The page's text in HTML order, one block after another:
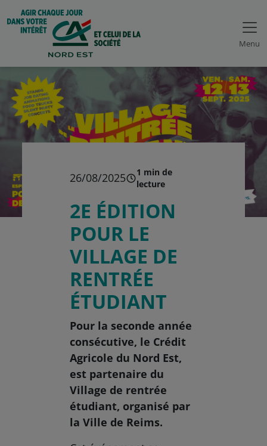
Menu
26/08/2025
1 min de
lecture
2E ÉDITION
POUR LE
VILLAGE DE
RENTRÉE
ÉTUDIANT
Pour la seconde année
consécutive, le Crédit
Agricole du Nord Est,
est partenaire du
Village de rentrée
étudiant, organisé par
la Ville de Reims.